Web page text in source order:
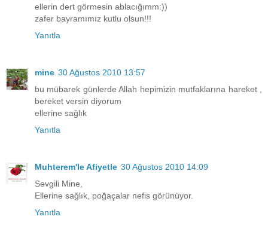
ellerin dert görmesin ablacığımm:))
zafer bayramımız kutlu olsun!!!
Yanıtla
mine 30 Ağustos 2010 13:57
bu mübarek günlerde Allah hepimizin mutfaklarına hareket ,
bereket versin diyorum
ellerine sağlık
Yanıtla
Muhterem'le Afiyetle 30 Ağustos 2010 14:09
Sevgili Mine,
Ellerine sağlık, poğaçalar nefis görünüyor.
Yanıtla